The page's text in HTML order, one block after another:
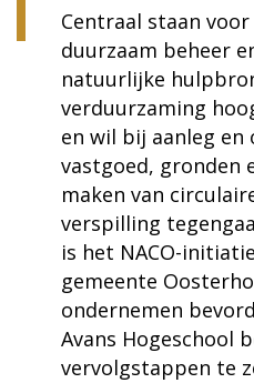
Centraal staan
duurzaam beheer
natuurlijke
verduurzaming
en wil bij aanleg en
vastgoed, gronden
maken van
verspilling
is het NACO-
gemeente
ondernemen
Avans Hogeschool
vervolgstappen te